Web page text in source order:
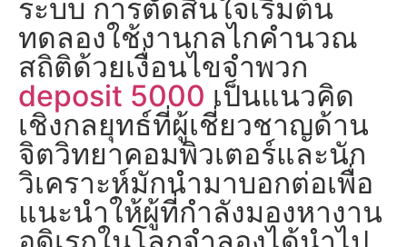
ระบบ การตัดสินใจเริ่มต้น
ทดลองใช้งานกลไกคำนวณ
สถิติด้วยเงื่อนไขจำพวก
deposit 5000 เป็นแนวคิด
เชิงกลยุทธ์ที่ผู้เชี่ยวชาญด้าน
จิตวิทยาคอมพิวเตอร์และนัก
วิเคราะห์มักนำมาบอกต่อเพื่อ
แนะนำให้ผู้ที่กำลังมองหางาน